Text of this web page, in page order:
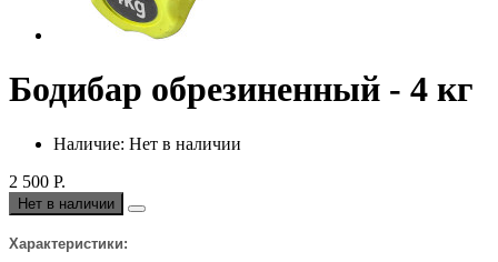
Бодибар обрезиненный - 4 кг
Наличие: Нет в наличии
2 500 Р.
Нет в наличии
Характеристики: